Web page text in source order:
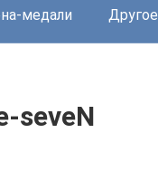
медали Другое
seveN